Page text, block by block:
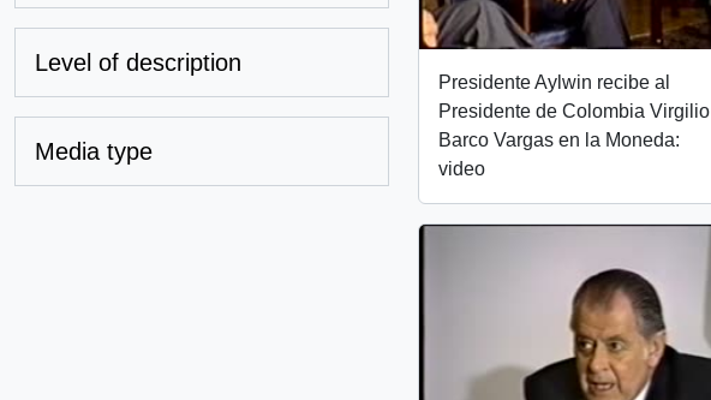
Level of description
Media type
Presidente Aylwin recibe al
Presidente de Colombia Virgilio
Barco Vargas en la Moneda:
video